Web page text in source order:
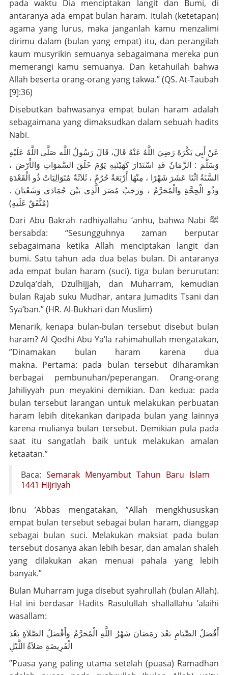
pada waktu Dia menciptakan langit dan Bumi, di
antaranya ada empat bulan haram. Itulah (ketetapan)
agama yang lurus, maka janganlah kamu menzalimi
dirimu dalam (bulan yang empat) itu, dan perangilah
kaum musyrikin semuanya sebagaimana mereka pun
memerangi kamu semuanya. Dan ketahuilah bahwa
Allah beserta orang-orang yang takwa.” (QS. At-Taubah
[9]:36)
Disebutkan bahwasanya empat bulan haram adalah
sebagaimana yang dimaksudkan dalam sebuah hadits
Nabi.
عَنْ أَبِي بَكْرَةَ رَضِيَ اللَّهُ عَنْهُ قَالَ، قَالَ رَسُولُ اللَّه صَلَّى اللَّهُ عَلَيْهِ
وَسَلَّمَ : الزَّمَانُ قَدِ اسْتَدَارَ كَهَيْئَتِهِ يَوْمَ خَلَقَ السَّمَوَاتِ وَالأَرْضَ ،
السَّنَةُ اثْنَا عَشَرَ شَهْرًا ، مِنْهَا أَرْبَعَةٌ حُرُمٌ ، ثَلاَثَةٌ مُتَوَالِيَاتٌ ذُو الْقَعْدَةِ
وَذُو الْحِجَّةِ وَالْمُحَرَّمُ ، وَرَجَبُ مُضَرَ الَّذِى بَيْنَ جُمَادَى وَشَعْبَانَ .
(مُتَّفَقٌ عَلَيهِ)
Dari Abu Bakrah radhiyallahu ‘anhu, bahwa Nabi ﷺ
bersabda: “Sesungguhnya zaman berputar
sebagaimana ketika Allah menciptakan langit dan
bumi. Satu tahun ada dua belas bulan. Di antaranya
ada empat bulan haram (suci), tiga bulan berurutan:
Dzulqa’dah, Dzulhijjah, dan Muharram, kemudian
bulan Rajab suku Mudhar, antara Jumadits Tsani dan
Sya’ban.” (HR. Al-Bukhari dan Muslim)
Menarik, kenapa bulan-bulan tersebut disebut bulan
haram? Al Qodhi Abu Ya’la rahimahullah mengatakan,
”Dinamakan bulan haram karena dua
makna. Pertama: pada bulan tersebut diharamkan
berbagai pembunuhan/peperangan. Orang-orang
Jahiliyyah pun meyakini demikian. Dan kedua: pada
bulan tersebut larangan untuk melakukan perbuatan
haram lebih ditekankan daripada bulan yang lainnya
karena mulianya bulan tersebut. Demikian pula pada
saat itu sangatlah baik untuk melakukan amalan
ketaatan.”
Baca: Semarak Menyambut Tahun Baru Islam
1441 Hijriyah
Ibnu ’Abbas mengatakan, ”Allah mengkhususkan
empat bulan tersebut sebagai bulan haram, dianggap
sebagai bulan suci. Melakukan maksiat pada bulan
tersebut dosanya akan lebih besar, dan amalan shaleh
yang dilakukan akan menuai pahala yang lebih
banyak.”
Bulan Muharram juga disebutsyahrullah (bulan Allah).
Hal ini berdasar Hadits Rasulullah shallallahu ’alaihi
wasallam:
أَفْضَلُ الصِّيَامِ بَعْدَ رَمَضَانَ شَهْرُ اللَّهِ الْمُحَرَّمُ وَأَفْضَلُ الصَّلاَةِ بَعْدَ
الْفَرِيضَةِ صَلاَةُ اللَّيْلِ
”Puasa yang paling utama setelah (puasa) Ramadhan